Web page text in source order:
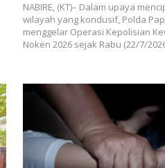
NABIRE, (KT)– Dalam upaya
wilayah yang kondusif, Polda
menggelar Operasi Kepolisian
Noken 2026 sejak Rabu (22/7/